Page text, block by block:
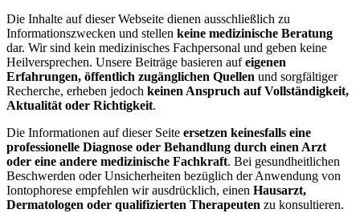
Die Inhalte auf dieser Webseite dienen ausschließlich zu
Informationszwecken und stellen keine medizinische Beratung
dar. Wir sind kein medizinisches Fachpersonal und geben keine
Heilversprechen. Unsere Beiträge basieren aufeigenen
Erfahrungen, öffentlich zugänglichen Quellen und sorgfältiger
Recherche, erheben jedoch keinen Anspruch auf Vollständigkeit,
Aktualität oder Richtigkeit.
Die Informationen auf dieser Seite ersetzen keinesfalls eine
professionelle Diagnose oder Behandlung durch einen Arzt
oder eine andere medizinische Fachkraft. Bei gesundheitlichen
Beschwerden oder Unsicherheiten bezüglich der Anwendung von
Iontophorese empfehlen wir ausdrücklich, einen Hausarzt,
Dermatologen oder qualifizierten Therapeuten zu konsultieren.